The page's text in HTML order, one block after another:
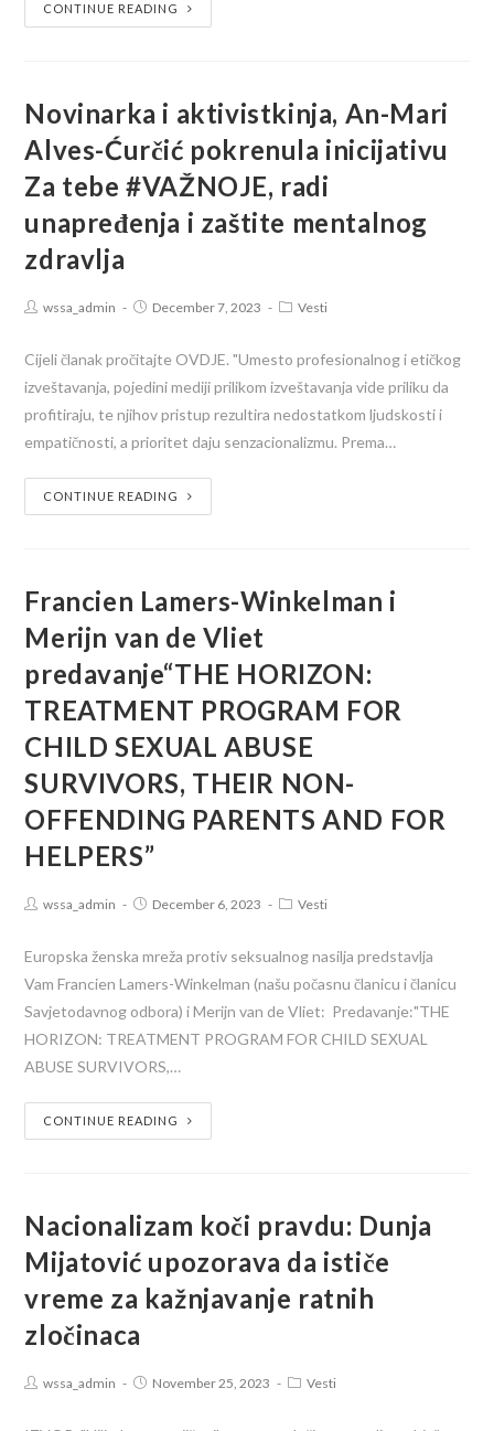
CONTINUE READING
Novinarka i aktivistkinja, An-Mari
Alves-Ćurčić pokrenula inicijativu
Za tebe #VAŽNOJE, radi
unapređenja i zaštite mentalnog
zdravlja
wssa_admin December 7, 2023 Vesti
Cijeli članak pročitajte OVDJE. "Umesto profesionalnog i etičkog
izveštavanja, pojedini mediji prilikom izveštavanja vide priliku da
profitiraju, te njihov pristup rezultira nedostatkom ljudskosti i
empatičnosti, a prioritet daju senzacionalizmu. Prema…
CONTINUE READING
Francien Lamers-Winkelman i
Merijn van de Vliet
predavanje“THE HORIZON:
TREATMENT PROGRAM FOR
CHILD SEXUAL ABUSE
SURVIVORS, THEIR NON-
OFFENDING PARENTS AND FOR
HELPERS”
wssa_admin December 6, 2023 Vesti
Europska ženska mreža protiv seksualnog nasilja predstavlja
Vam Francien Lamers-Winkelman (našu počasnu članicu i članicu
Savjetodavnog odbora) i Merijn van de Vliet: Predavanje:"THE
HORIZON: TREATMENT PROGRAM FOR CHILD SEXUAL
ABUSE SURVIVORS,…
CONTINUE READING
Nacionalizam koči pravdu: Dunja
Mijatović upozorava da ističe
vreme za kažnjavanje ratnih
zločinaca
wssa_admin November 25, 2023 Vesti